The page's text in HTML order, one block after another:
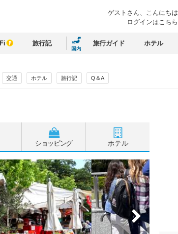
ゲストさん、 こんにちは
ログインはこちら
旅行記
国内
旅行ガイド ホテル
交通 ホテル 旅行記 Q＆A
ショッピング ホテル